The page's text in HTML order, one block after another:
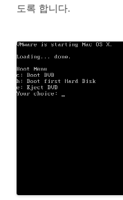
도록 합니다.